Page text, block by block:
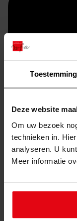
Toestemming
Deze website
Om uw bezoek
technieken in.
analyseren. U
Meer informatie
duurzaam
Inventaris